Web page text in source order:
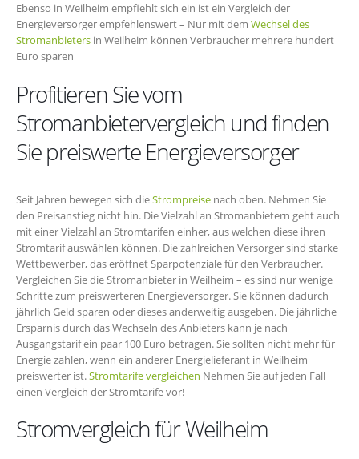
Ebenso in Weilheim empfiehlt sich ein ist ein Vergleich der
Energieversorger empfehlenswert – Nur mit dem Wechsel des
Stromanbieters in Weilheim können Verbraucher mehrere hundert
Euro sparen
Profitieren Sie vom
Stromanbietervergleich und finden
Sie preiswerte Energieversorger
Seit Jahren bewegen sich dieStrompreise nach oben. Nehmen Sie
den Preisanstieg nicht hin. Die Vielzahl an Stromanbietern geht auch
mit einer Vielzahl an Stromtarifen einher, aus welchen diese ihren
Stromtarif auswählen können. Die zahlreichen Versorger sind starke
Wettbewerber, das eröffnet Sparpotenziale für den Verbraucher.
Vergleichen Sie die Stromanbieter in Weilheim – es sind nur wenige
Schritte zum preiswerteren Energieversorger. Sie können dadurch
jährlich Geld sparen oder dieses anderweitig ausgeben. Die jährliche
Ersparnis durch das Wechseln des Anbieters kann je nach
Ausgangstarif ein paar 100 Euro betragen. Sie sollten nicht mehr für
Energie zahlen, wenn ein anderer Energielieferant in Weilheim
preiswerter ist.Stromtarife vergleichen Nehmen Sie auf jeden Fall
einen Vergleich der Stromtarife vor!
Stromvergleich für Weilheim